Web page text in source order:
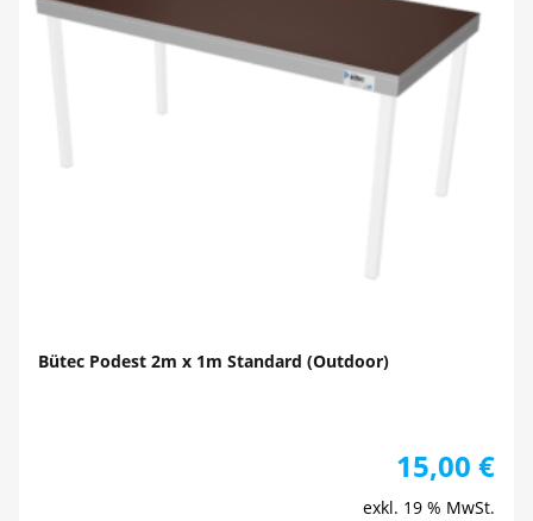
Bütec Podest 2m x 1m Standard (Outdoor)
15,00 €
exkl. 19 % MwSt.